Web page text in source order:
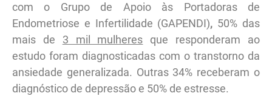
com o Grupo de Apoio às Portadoras de
Endometriose e Infertilidade (GAPENDI), 50% das
mais de 3 mil mulheres que responderam ao
estudo foram diagnosticadas com o transtorno da
ansiedade generalizada. Outras 34% receberam o
diagnóstico de depressão e 50% de estresse.